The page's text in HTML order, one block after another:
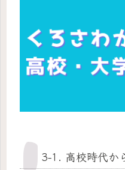
3-1. 高校時代か